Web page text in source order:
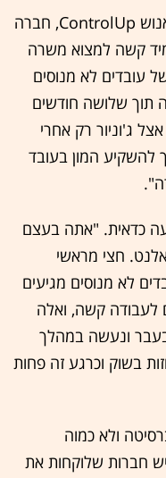
לדברי דנה אייזן, סמנכ"לית משאבי אנוש ControlUp, חברה
קשה למצוא משרה
עובדים לא מנוסים
תוך שלושה חודשים
ג'וניור רק אחרי
להשקיע המון בעובד
כדאית. "אתה בעצם
חצי מראשי
לא מנוסים מגיעים
לעבודה קשה, ואלה
ונעשה במהלך
בשוק וכרגע זה פחות
ולא כמוה
חברות שלוקחות את